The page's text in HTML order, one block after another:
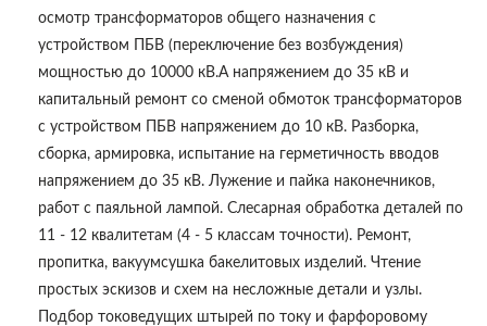
осмотр трансформаторов общего назначения с
устройством ПБВ (переключение без возбуждения)
мощностью до 10000 кВ.А напряжением до 35 кВ и
капитальный ремонт со сменой обмоток трансформаторов
с устройством ПБВ напряжением до 10 кВ. Разборка,
сборка, армировка, испытание на герметичность вводов
напряжением до 35 кВ. Лужение и пайка наконечников,
работ с паяльной лампой. Слесарная обработка деталей по
11 - 12 квалитетам (4 - 5 классам точности). Ремонт,
пропитка, вакуумсушка бакелитовых изделий. Чтение
простых эскизов и схем на несложные детали и узлы.
Подбор токоведущих штырей по току и фарфоровому